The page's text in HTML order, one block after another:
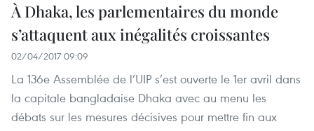
À Dhaka, les parlementaires du monde
s’attaquent aux inégalités croissantes
02/04/2017 09:09
La 136e Assemblée de l’UIP s’est ouverte le 1er avril dans
la capitale bangladaise Dhaka avec au menu les
débats sur les mesures décisives pour mettre fin aux